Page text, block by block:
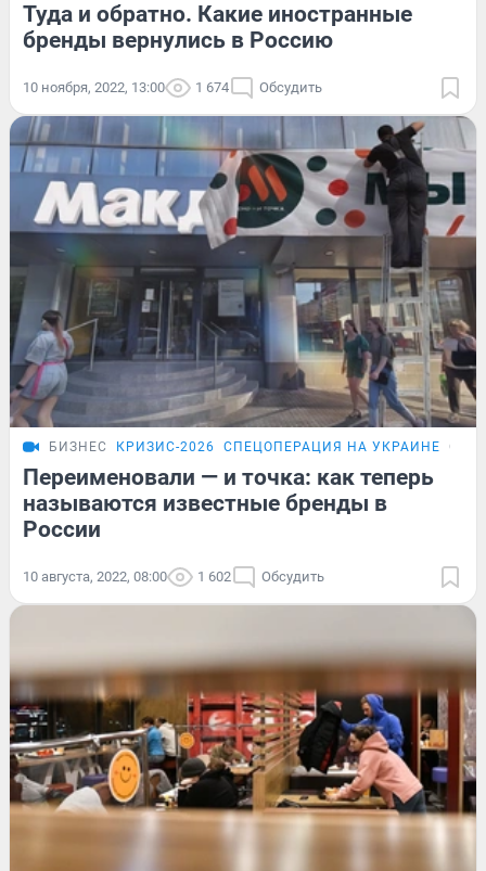
Туда и обратно. Какие иностранные
бренды вернулись в Россию
10 ноября, 2022, 13:00 1 674 Обсудить
БИЗНЕС КРИЗИС-2026 СПЕЦОПЕРАЦИЯ НА УКРАИНЕ
Переименовали — и точка: как теперь
называются известные бренды в
России
10 августа, 2022, 08:00 1 602 Обсудить